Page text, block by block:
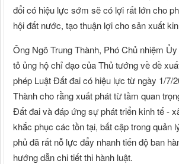
đổi có hiệu lực sớm sẽ có lợi rất lớn cho
hội đất nước, tạo thuận lợi cho sản xuất
Ông Ngô Trung Thành, Phó Chủ nhiệm
tỏ ủng hộ chỉ đạo của Thủ tướng về đề
phép Luật Đất đai có hiệu lực từ ngày 1/7/
Thành cho rằng xuất phát từ tầm quan
Đất đai và đáp ứng sự phát triển kinh tế -
khắc phục các tồn tại, bất cập trong quản
phủ đã rất nỗ lực đẩy nhanh tiến độ ban
hướng dẫn chi tiết thi hành luật.